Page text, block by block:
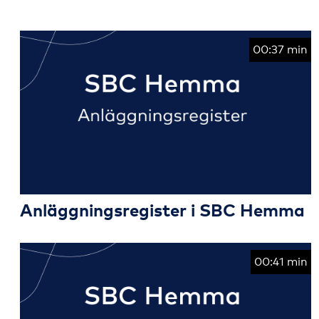
00:37 min
Anläggningsregister i SBC Hemma
00:41 min